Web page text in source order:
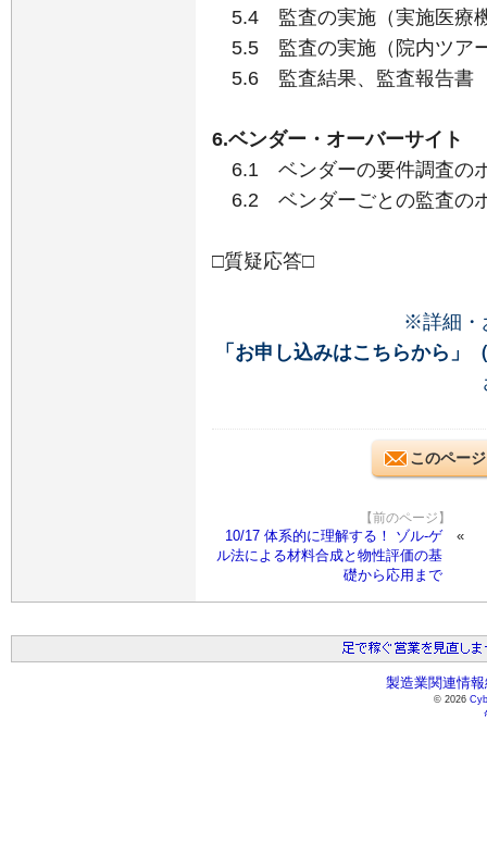
5.4 監査の実施（実施医療
5.5 監査の実施（院内ツア
5.6 監査結果、監査報告書
6.ベンダー・オーバーサイト
6.1 ベンダーの要件調査の
6.2 ベンダーごとの監査の
□質疑応答□
※詳細・
「お申し込みはこちらから」
このペー
【前のページ】
10/17 体系的に理解する！ ゾル-ゲ
ル法による材料合成と物性評価の基
礎から応用まで
製造業関連情
© 2026